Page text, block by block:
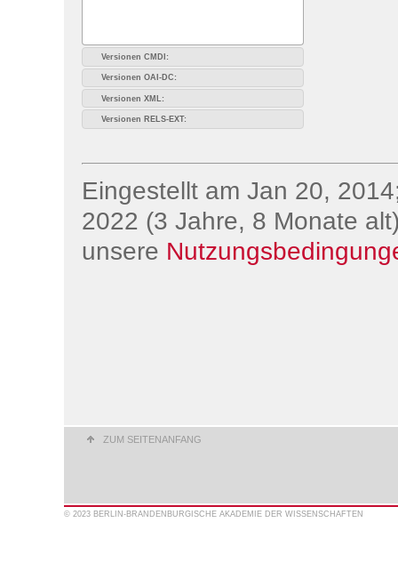
Versionen CMDI:
Versionen OAI-DC:
Versionen XML:
Versionen RELS-EXT:
Eingestellt am Jan 20,
2022 (3 Jahre, 8 Monate
unsere
ZUM SEITENANFANG
© 2023 BERLIN-BRANDENBURGISCHE AKADEMIE DER WISSENSCHAFTEN